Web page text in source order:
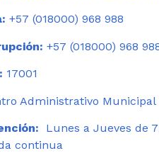
+57 (018000) 968 988
+57 (018000) 968
17001
Administrativo Municipal
Lunes a Jueves de
continua